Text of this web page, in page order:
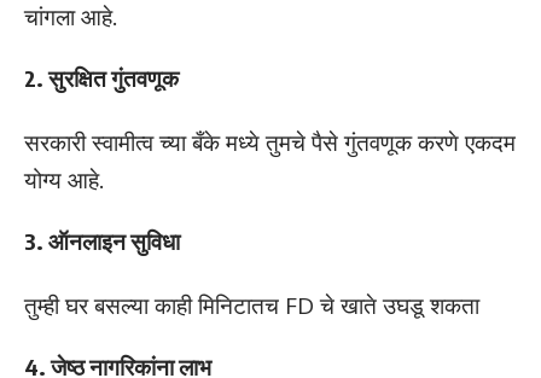
चांगला आहे.
2. सुरक्षित गुंतवणूक
सरकारी स्वामीत्व च्या बँके मध्ये तुमचे पैसे गुंतवणूक करणे एकदम
योग्य आहे.
3. ऑनलाइन सुविधा
तुम्ही घर बसल्या काही मिनिटातच FD चे खाते उघडू शकता
4. जेष्ठ नागरिकांना लाभ